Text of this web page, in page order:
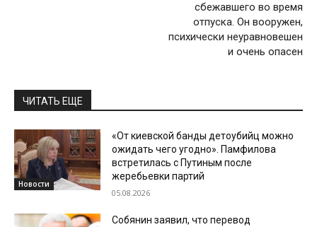
сбежавшего во время
отпуска. Он вооружен,
психически неуравновешен
и очень опасен
ЧИТАТЬ ЕЩЕ
Новости
«От киевской банды детоубийц можно
ожидать чего угодно». Памфилова
встретилась с Путиным после
жеребьевки партий
05.08.2026
Собянин заявил, что перевод